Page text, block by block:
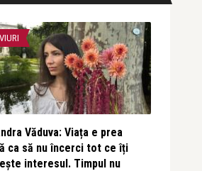
Văduva: Viața e prea
ca să nu încerci tot ce îți
interesul. Timpul nu